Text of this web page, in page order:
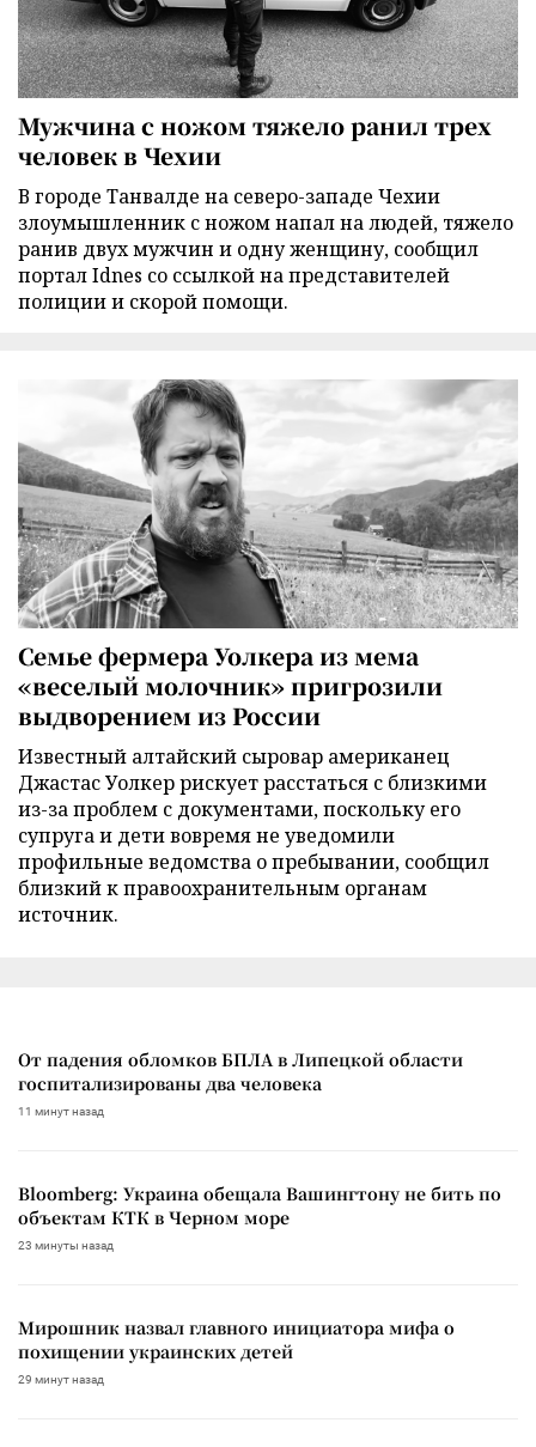
Мужчина с ножом тяжело ранил трех
человек в Чехии
В городе Танвалде на северо-западе Чехии
злоумышленник с ножом напал на людей, тяжело
ранив двух мужчин и одну женщину, сообщил
портал Idnes со ссылкой на представителей
полиции и скорой помощи.
Семье фермера Уолкера из мема
«веселый молочник» пригрозили
выдворением из России
Известный алтайский сыровар американец
Джастас Уолкер рискует расстаться с близкими
из-за проблем с документами, поскольку его
супруга и дети вовремя не уведомили
профильные ведомства о пребывании, сообщил
близкий к правоохранительным органам
источник.
От падения обломков БПЛА в Липецкой области
госпитализированы два человека
11 минут назад
Bloomberg: Украина обещала Вашингтону не бить по
объектам КТК в Черном море
23 минуты назад
Мирошник назвал главного инициатора мифа о
похищении украинских детей
29 минут назад